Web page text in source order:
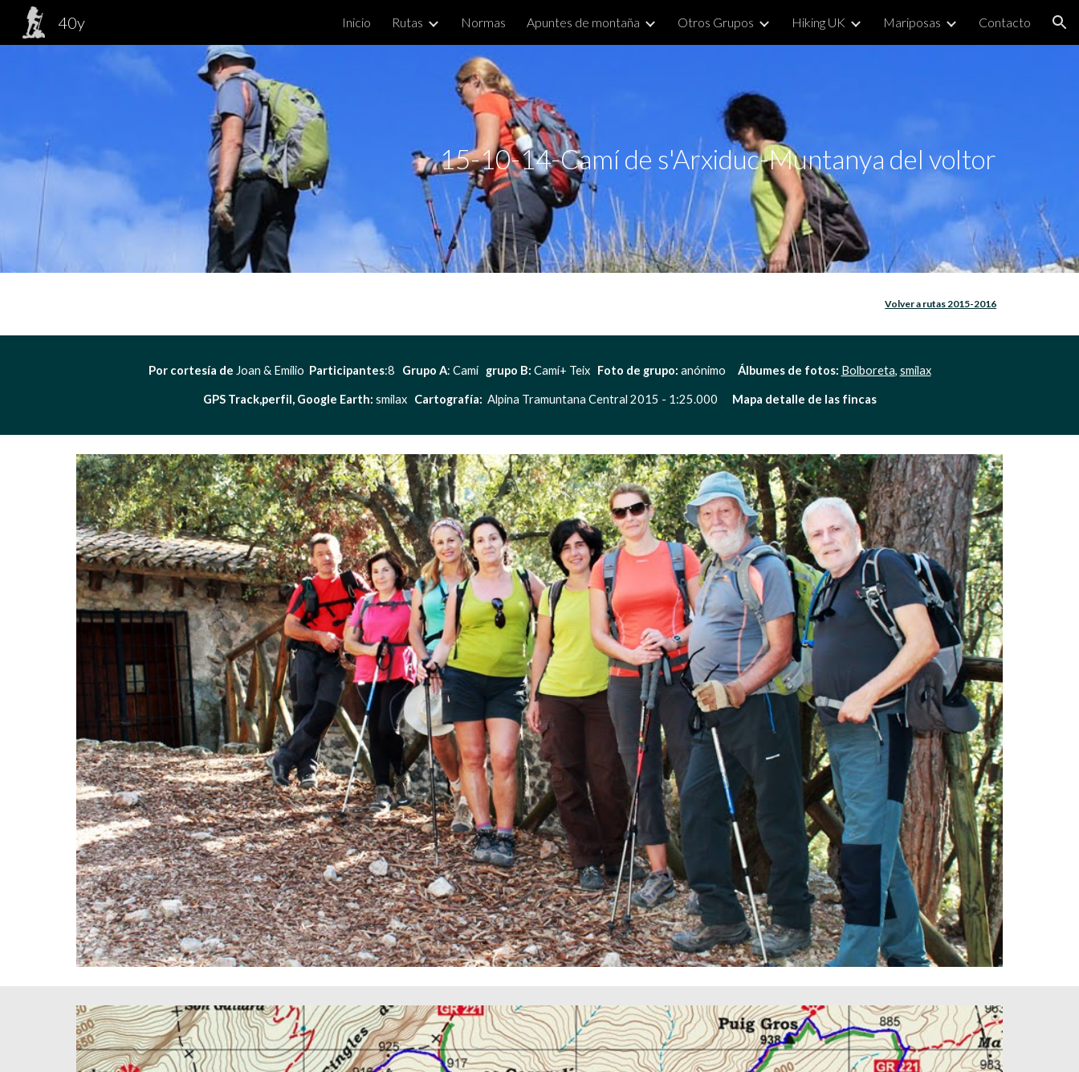
Skip to main content Skip to navigation
40y Inicio Rutas Normas Apuntes de montaña Otros Grupos Hiking UK Mariposas Contacto
15-10-14-Camí de s'Arxiduc-Muntanya del voltor
Volver a rutas 2015-2016
Por cortesía de Joan & Emilio Participantes:8 Grupo A: Camí grupo B: Camí+ Teix Foto de grupo: anónimo Álbumes de fotos: Bolboreta, smilax
GPS Track,perfil, Google Earth: smilax Cartografía: Alpina Tramuntana Central 2015 - 1:25.000 Mapa detalle de las fincas